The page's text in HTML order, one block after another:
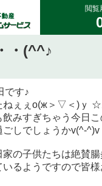
閲覧
・(^^♪
です♪
ねぇぇо(ж＞▽＜)ｙ ☆
みすぎちゃう今日
ごしでしょうかv(^-^)v
家の子供たちは絶賛
るようですので皆